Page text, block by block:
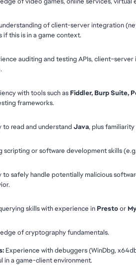
of client-server integration
if this is in a game context.
auditing and testing APIs,
with tools such as Fiddler, Burp Suite,
frameworks.
to read and understand Java, plus familiarity
scripting or software development skills
to safely handle potentially malicious
skills with experience in Presto or
of cryptography fundamentals.
Experience with debuggers (WinDbg,
in a game-client environment.